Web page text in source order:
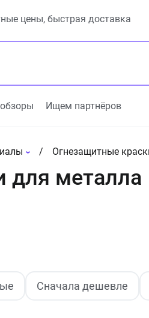
цены, быстрая доставка
Ищем партнёров
Огнезащитные
для металла
Сначала дешевле